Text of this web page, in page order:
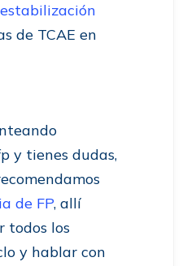
de TCAE en
y tienes dudas,
de FP, allí
todos los
y hablar con